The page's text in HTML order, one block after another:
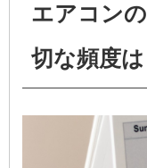
エアコン
切な頻度は